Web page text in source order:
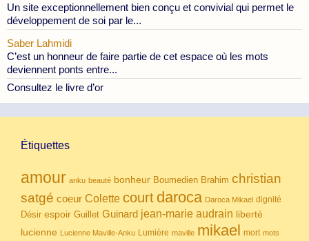
Un site exceptionnellement bien conçu et convivial qui permet le
développement de soi par le...
Saber Lahmidi
C’est un honneur de faire partie de cet espace où les mots
deviennent ponts entre...
Consultez le livre d’or
Étiquettes
amour anku beauté bonheur Boumedien Brahim christian
satgé coeur Colette court daroca Daroca Mikael dignité
Désir espoir Guillet Guinard jean-marie audrain liberté
lucienne Lucienne Maville-Anku Lumière maville mikael mort mots